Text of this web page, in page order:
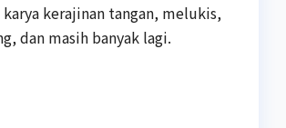
kerajinan tangan, melukis,
dan masih banyak lagi.